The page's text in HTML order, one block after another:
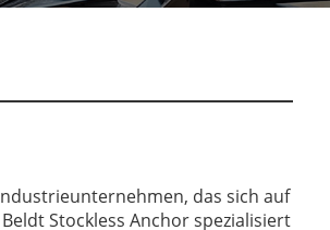
das sich auf
Stockless Anchor spezialisiert